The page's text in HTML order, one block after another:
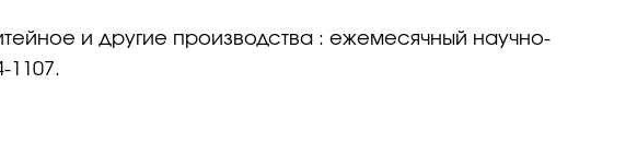
и другие производства : ежемесячный научно-
1107.